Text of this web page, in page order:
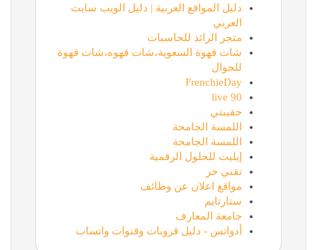
دليل المواقع العربية | دليل الويب سايت
العربي
متجر الرائد للحاسبات
شات قهوة السعوية،شات قهوه،شات قهوة
للجوال
FrenchieDay
90 live
حقيبتي
اللمسة الجامحة
اللمسة الجامحة
إيليت للحلول الرقمية
تقني حر
مواقع اعلان عن وظائف
ستارتايم
جامعة المعارف
أدواتس - دليل قروبات وقنوات واتساب